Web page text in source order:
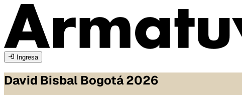
Ingresa
David Bisbal Bogotá2026